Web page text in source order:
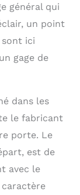
sac
à
les
sont
à
sur
sac à
plus
général qui
un point
ici
gage de
dans les
le fabricant
porte. Le
est de
avec le